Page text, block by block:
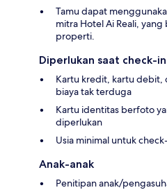
Tamu dapat
mitra Hotel Ai Reali,
properti.
Diperlukan saat check-in
Kartu kredit, kartu debit,
biaya tak terduga
Kartu identitas berfoto
diperlukan
Usia minimal untuk
Anak-anak
Penitipan anak/